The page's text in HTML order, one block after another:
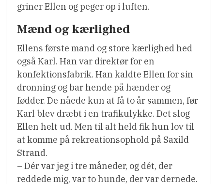
griner Ellen og peger op i luften.
Mænd og kærlighed
Ellens første mand og store kærlighed hed
også Karl. Han var direktør for en
konfektionsfabrik. Han kaldte Ellen for sin
dronning og bar hende på hænder og
fødder. De nåede kun at få to år sammen, før
Karl blev dræbt i en trafikulykke. Det slog
Ellen helt ud. Men til alt held fik hun lov til
at komme på rekreationsophold på Saxild
Strand.
– Dér var jeg i tre måneder, og dét, der
reddede mig, var to hunde, der var dernede.